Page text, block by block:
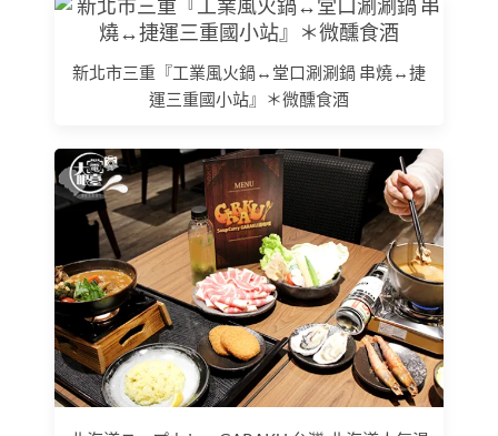
新北市三重『工業風火鍋↔堂口涮涮鍋 串燒↔捷
運三重國小站』＊微醺食酒